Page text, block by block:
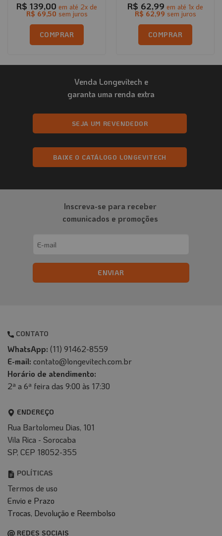
R$ 139,00 em até 2x de
R$ 69,50 sem juros
COMPRAR
R$ 62,99 em até 1x de
R$ 62,99 sem juros
COMPRAR
Venda Longevitech e
garanta uma renda extra
SEJA UM REVENDEDOR
BAIXE O CATÁLOGO LONGEVITECH
Inscreva-se para receber
comunicados e promoções
CONTATO
WhatsApp: (11) 91462-8559
E-mail: contato@longevitech.com.br
Horário de atendimento:
2ª a 6ª feira das 9:00 às 17:30
ENDEREÇO
Rua Bartolomeu Dias, 101
Vila Rica - Sorocaba
SP, CEP 18052-355
POLÍTICAS
Termos de uso
Envio e Prazo
Trocas, Devolução e Reembolso
REDES SOCIAIS